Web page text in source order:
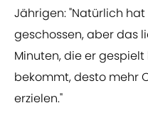
Jährigen: "Natürlich
geschossen, aber das
Minuten, die er
bekommt, desto mehr
erzielen."